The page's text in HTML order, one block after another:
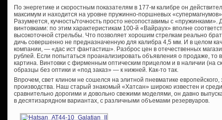
По энергетике и скоростным показателям в 177-м калибре он
максимум и находится на уровне пружинно-поршневых
Разумеется, кучность/точность просто несопоставимы с
винтовками: по этим характеристикам 100-й «Вайраух» вполне
высокоточной стрельбы. Что позволяет хорошим стрелкам реально
дичь совершенно не предназначенную для калибра 4,5 мм. И в целом
компании, — «дас ист фантастиш». Разброс цен в отечественных
рублей. Если попытаться проанализировать объявления о продаже,
картина. Винтовки с фирменным оптическим прицелом и в наличии (на
образцы без оптики и «под заказ» — к нижней. Как-то так.
Впрочем, свет клином не сошелся на элитной пневматике европейского,
производства. Наш старый знакомый «Хатсан» широко известен и
сравнительно дорогими и довольно свежими моделями, он давно
в десятизарядном вариантах, с различными объемами резервуаров.